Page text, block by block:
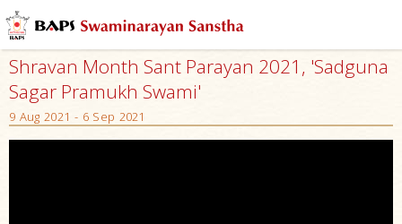
Shravan Month Sant Parayan 2021, 'Sadguna
Sagar Pramukh Swami'
9 Aug 2021 - 6 Sep 2021